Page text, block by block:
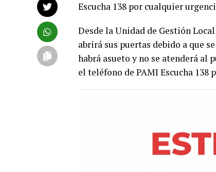
Escucha 138 por cualquier
Desde la Unidad de Gestión
abrirá sus puertas debido a que
habrá asueto y no se atenderá al
el teléfono de PAMI Escucha 138